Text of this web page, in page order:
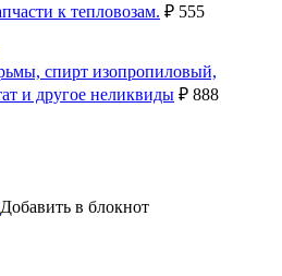
к тепловозам. ₽ 555
спирт изопропиловый,
и другое неликвиды ₽ 888
Добавить в блокнот